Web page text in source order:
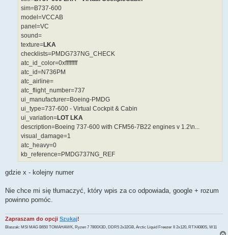
sim=B737-600
model=VCCAB
panel=VC
sound=
texture=LKA
checklists=PMDG737NG_CHECK
atc_id_color=0xffffffff
atc_id=N736PM
atc_airline=
atc_flight_number=737
ui_manufacturer=Boeing-PMDG
ui_type=737-600 - Virtual Cockpit & Cabin
ui_variation=LOT LKA
description=Boeing 737-600 with CFM56-7B22 engines v 1.2\n...
visual_damage=1
atc_heavy=0
kb_reference=PMDG737NG_REF
gdzie x - kolejny numer
Nie chce mi się tłumaczyć, który wpis za co odpowiada, google + rozum
powinno pomóc.
Zapraszam do opcji Szukaj!
Blaszak: MSI MAG B650 TOMAHAWK, Ryzen 7 7800X3D, DDR5 2x32GB, Arctic Liquid Freezer II 2x120, RTX4080S, W11